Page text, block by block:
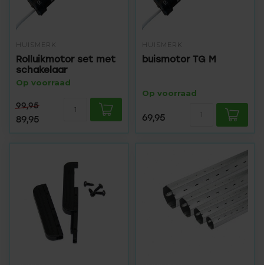
HUISMERK
Rolluikmotor set met
schakelaar
Op voorraad
99,95
89,95
HUISMERK
buismotor TG M
Op voorraad
69,95